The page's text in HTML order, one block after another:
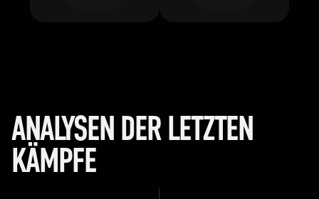
ANALYSEN DER LETZTEN
KÄMPFE